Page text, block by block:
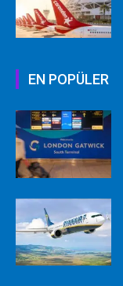
EN POPÜLER